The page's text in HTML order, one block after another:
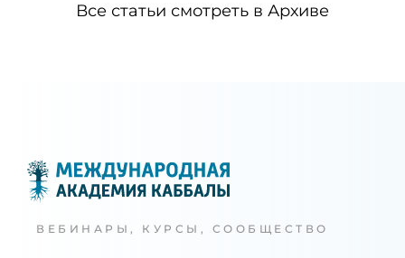
Все статьи смотреть в Архиве
ВЕБИНАРЫ, КУРСЫ, СООБЩЕСТВО